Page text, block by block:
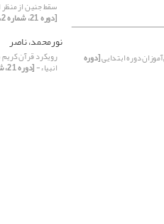
سقط جنین از منظر
[دوره 21، شماره 2، 1404، صفحه 10-42]
نورمحمد، ناصر
رویکرد قرآن کریم
انبیاء-[دوره 21، شماره 4، 1404، صفحه 9-45]
دوره ابتدایی[دوره